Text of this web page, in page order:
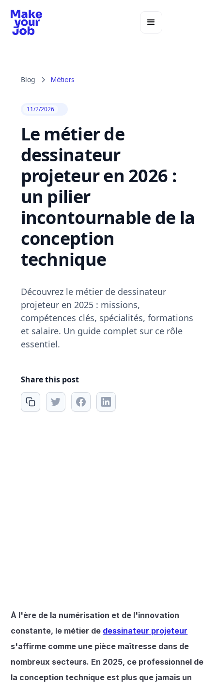
Blog Métiers
11/2/2026
Le métier de
dessinateur
projeteur en 2026 :
un pilier
incontournable de la
conception
technique
Découvrez le métier de dessinateur
projeteur en 2025 : missions,
compétences clés, spécialités, formations
et salaire. Un guide complet sur ce rôle
essentiel.
Share this post
À l'ère de la numérisation et de l'innovation
constante, le métier de dessinateur projeteur
s'affirme comme une pièce maîtresse dans de
nombreux secteurs. En 2025, ce professionnel de
la conception technique est plus que jamais un